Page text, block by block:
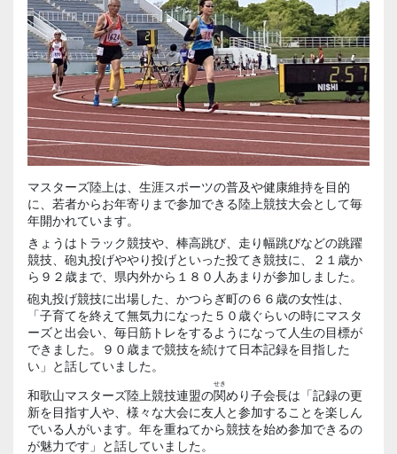
マスターズ陸上は、生涯スポーツの普及や健康維持を目的
に、若者からお年寄りまで参加できる陸上競技大会として毎
年開かれています。
きょうはトラック競技や、棒高跳び、走り幅跳びなどの跳躍
競技、砲丸投げややり投げといった投てき競技に、２１歳か
ら９２歳まで、県内外から１８０人あまりが参加しました。
砲丸投げ競技に出場した、かつらぎ町の６６歳の女性は、
「子育てを終えて無気力になった５０歳ぐらいの時にマスタ
ーズと出会い、毎日筋トレをするようになって人生の目標が
できました。９０歳まで競技を続けて日本記録を目指した
い」と話していました。
和歌山マスターズ陸上競技連盟の関
せき
めり子会長は「記録の更
新を目指す人や、様々な大会に友人と参加することを楽しん
でいる人がいます。年を重ねてから競技を始め参加できるの
が魅力です」と話していました。